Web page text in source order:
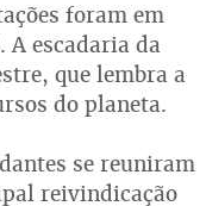
foram em
A escadaria da
que lembra a
do planeta.
se reuniram
reivindicação